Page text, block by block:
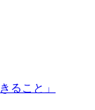
ること」